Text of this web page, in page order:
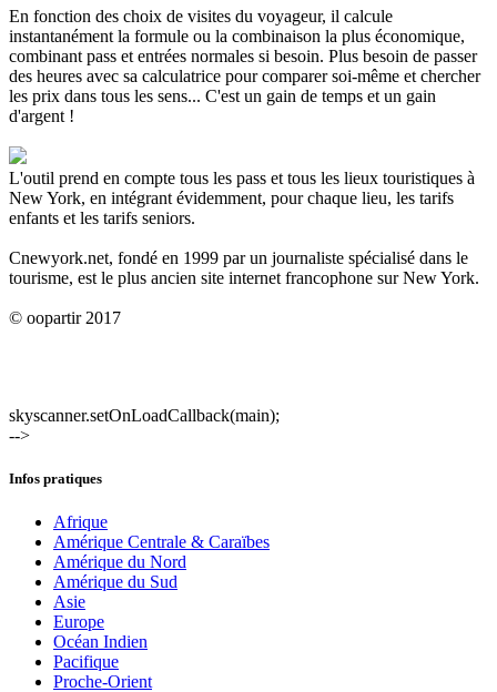
En fonction des choix de visites du voyageur, il calcule
instantanément la formule ou la combinaison la plus économique,
combinant pass et entrées normales si besoin. Plus besoin de passer
des heures avec sa calculatrice pour comparer soi-même et chercher
les prix dans tous les sens... C'est un gain de temps et un gain
d'argent !
L'outil prend en compte tous les pass et tous les lieux touristiques à
New York, en intégrant évidemment, pour chaque lieu, les tarifs
enfants et les tarifs seniors.
Cnewyork.net, fondé en 1999 par un journaliste spécialisé dans le
tourisme, est le plus ancien site internet francophone sur New York.
© oopartir 2017
skyscanner.setOnLoadCallback(main);
-->
Infos pratiques
Afrique
Amérique Centrale & Caraïbes
Amérique du Nord
Amérique du Sud
Asie
Europe
Océan Indien
Pacifique
Proche-Orient